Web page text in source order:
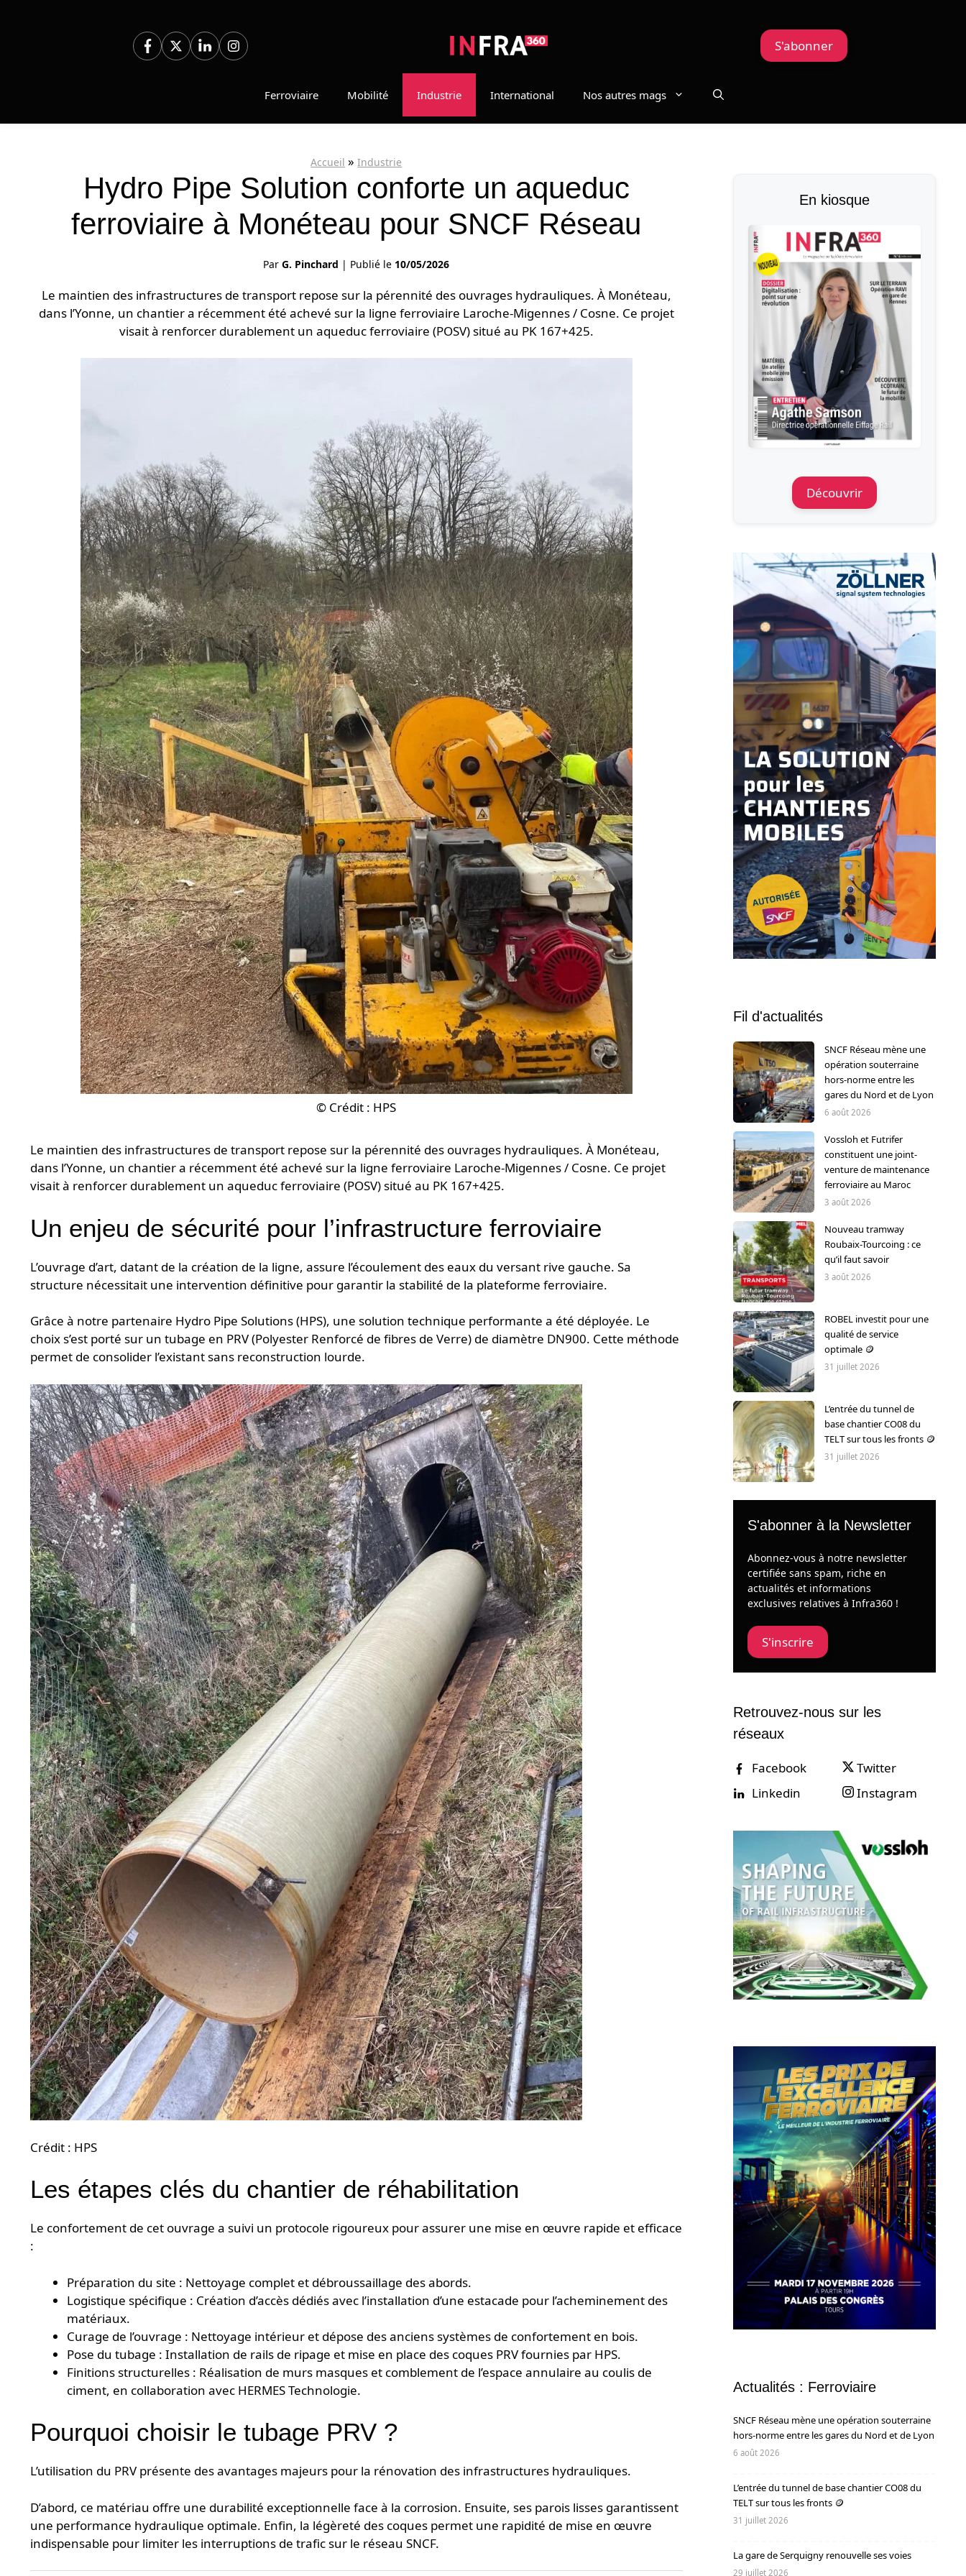
Ferroviaire Mobilité Industrie International Nos autres mags
S'abonner
Accueil »Industrie
Hydro Pipe Solution conforte un aqueduc
ferroviaire à Monéteau pour SNCF Réseau
ParG. Pinchard | Publié le 10/05/2026
Le maintien des infrastructures de transport repose sur la pérennité des ouvrages hydrauliques. À Monéteau,
dans l’Yonne, un chantier a récemment été achevé sur la ligne ferroviaire Laroche-Migennes / Cosne. Ce projet
visait à renforcer durablement un aqueduc ferroviaire (POSV) situé au PK 167+425.
© Crédit : HPS
Le maintien des infrastructures de transport repose sur la pérennité des ouvrages hydrauliques. À Monéteau,
dans l’Yonne, un chantier a récemment été achevé sur la ligne ferroviaire Laroche-Migennes / Cosne. Ce projet
visait à renforcer durablement un aqueduc ferroviaire (POSV) situé au PK 167+425.
Un enjeu de sécurité pour l’infrastructure ferroviaire
L’ouvrage d’art, datant de la création de la ligne, assure l’écoulement des eaux du versant rive gauche. Sa
structure nécessitait une intervention définitive pour garantir la stabilité de la plateforme ferroviaire.
Grâce à notre partenaire Hydro Pipe Solutions (HPS), une solution technique performante a été déployée. Le
choix s’est porté sur un tubage en PRV (Polyester Renforcé de fibres de Verre) de diamètre DN900. Cette méthode
permet de consolider l’existant sans reconstruction lourde.
Crédit : HPS
Les étapes clés du chantier de réhabilitation
Le confortement de cet ouvrage a suivi un protocole rigoureux pour assurer une mise en œuvre rapide et efficace
:
Préparation du site : Nettoyage complet et débroussaillage des abords.
Logistique spécifique : Création d’accès dédiés avec l’installation d’une estacade pour l’acheminement des
matériaux.
Curage de l’ouvrage : Nettoyage intérieur et dépose des anciens systèmes de confortement en bois.
Pose du tubage : Installation de rails de ripage et mise en place des coques PRV fournies par HPS.
Finitions structurelles : Réalisation de murs masques et comblement de l’espace annulaire au coulis de
ciment, en collaboration avec HERMES Technologie.
Pourquoi choisir le tubage PRV ?
L’utilisation du PRV présente des avantages majeurs pour la rénovation des infrastructures hydrauliques.
D’abord, ce matériau offre une durabilité exceptionnelle face à la corrosion. Ensuite, ses parois lisses garantissent
une performance hydraulique optimale. Enfin, la légèreté des coques permet une rapidité de mise en œuvre
indispensable pour limiter les interruptions de trafic sur le réseau SNCF.
En kiosque
Découvrir
Fil d'actualités
SNCF Réseau mène une
opération souterraine
hors-norme entre les
gares du Nord et de Lyon
6 août 2026
Vossloh et Futrifer
constituent une joint-
venture de maintenance
ferroviaire au Maroc
3 août 2026
Nouveau tramway
Roubaix-Tourcoing : ce
qu’il faut savoir
3 août 2026
ROBEL investit pour une
qualité de service
optimale 🪙
31 juillet 2026
L’entrée du tunnel de
base chantier CO08 du
TELT sur tous les fronts 🪙
31 juillet 2026
S'abonner à la Newsletter
Abonnez-vous à notre newsletter
certifiée sans spam, riche en
actualités et informations
exclusives relatives à Infra360 !
S'inscrire
Retrouvez-nous sur les
réseaux
Facebook
Twitter
Linkedin
Instagram
Actualités : Ferroviaire
SNCF Réseau mène une opération souterraine
hors-norme entre les gares du Nord et de Lyon
6 août 2026
L’entrée du tunnel de base chantier CO08 du
TELT sur tous les fronts 🪙
31 juillet 2026
La gare de Serquigny renouvelle ses voies
29 juillet 2026